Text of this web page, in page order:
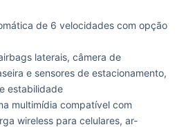
de 6 velocidades com opção
laterais, câmera de
e sensores de estacionamento,
estabilidade
multimídia compatível com
wireless para celulares, ar-